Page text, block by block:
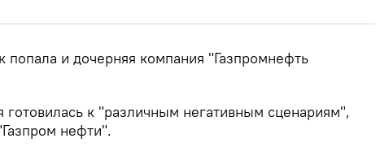
попала и дочерняя компания "Газпромнефть
готовилась к "различным негативным сценариям",
нефти".